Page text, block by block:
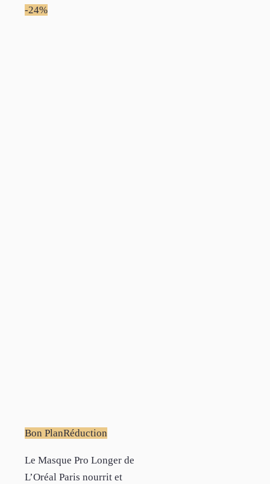
-24%
Bon PlanRéduction
Le Masque Pro Longer de
L’Oréal Paris nourrit et